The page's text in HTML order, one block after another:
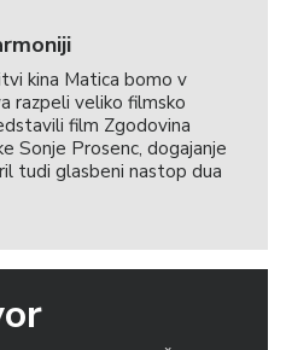
kina Matica bomo v
razpeli veliko filmsko
film Zgodovina
Sonje Prosenc, dogajanje
tudi glasbeni nastop dua